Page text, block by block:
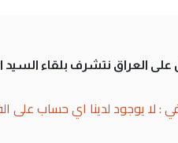
على العراق نتشرف بلقاء
: لا يوجود لدينا اي حساب على